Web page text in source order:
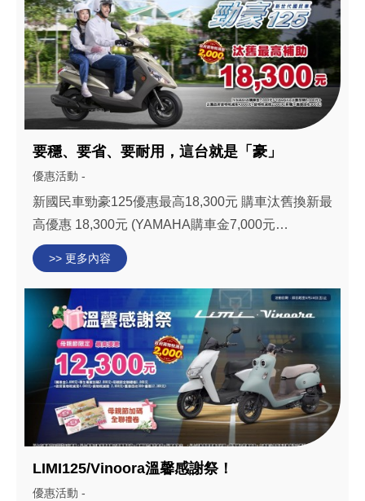
要穩、要省、要耐用，這台就是「豪」
優惠活動 -
新國民車勁豪125優惠最高18,300元 購車汰舊換新最
高優惠 18,300元 (YAMAHA購車金7,000元
+YAMAHA汰舊加碼5,000元+汰舊政府貨物稅減免
4,000元+貨物稅減徵2,000元+舊車回收300元
=18,300) 勁 豪 125 詳情:https://yamaha-
yct.com/axisz 活動日...
>> 更多內容
LIMI125/Vinoora溫馨感謝祭！
優惠活動 -